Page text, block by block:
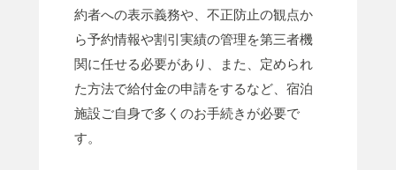
約者への表示義務や、不正防止の観点か
ら予約情報や割引実績の管理を第三者機
関に任せる必要があり、また、定められ
た方法で給付金の申請をするなど、宿泊
施設ご自身で多くのお手続きが必要で
す。